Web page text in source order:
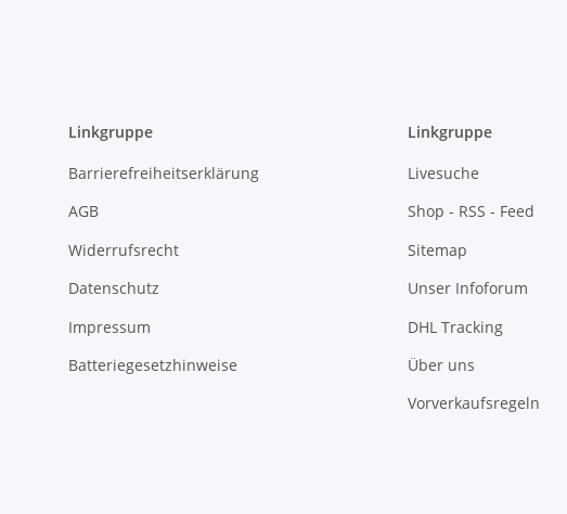
Linkgruppe
Barrierefreiheitserklärung
AGB
Widerrufsrecht
Datenschutz
Impressum
Batteriegesetzhinweise
Linkgruppe
Livesuche
Shop - RSS - Feed
Sitemap
Unser Infoforum
DHL Tracking
Über uns
Vorverkaufsregeln